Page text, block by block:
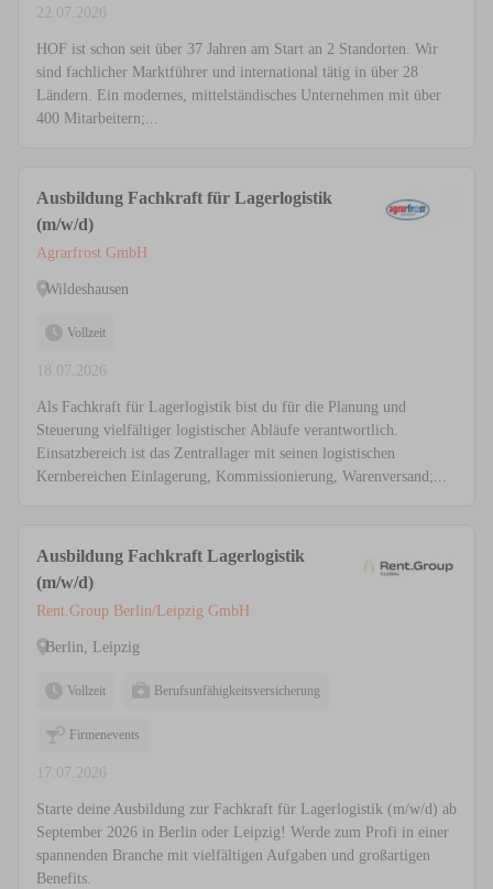
22.07.2026
HOF ist schon seit über 37 Jahren am Start an 2 Standorten. Wir
sind fachlicher Marktführer und international tätig in über 28
Ländern. Ein modernes, mittelständisches Unternehmen mit über
400 Mitarbeitern;...
Ausbildung Fachkraft für Lagerlogistik
(m/w/d)
Agrarfrost GmbH
Wildeshausen
Vollzeit
18.07.2026
Als Fachkraft für Lagerlogistik bist du für die Planung und
Steuerung vielfältiger logistischer Abläufe verantwortlich.
Einsatzbereich ist das Zentrallager mit seinen logistischen
Kernbereichen Einlagerung, Kommissionierung, Warenversand;...
Ausbildung Fachkraft Lagerlogistik
(m/w/d)
Rent.Group Berlin/Leipzig GmbH
Berlin, Leipzig
Vollzeit Berufsunfähigkeitsversicherung
Firmenevents
17.07.2026
Starte deine Ausbildung zur Fachkraft für Lagerlogistik (m/w/d) ab
September 2026 in Berlin oder Leipzig! Werde zum Profi in einer
spannenden Branche mit vielfältigen Aufgaben und großartigen
Benefits.